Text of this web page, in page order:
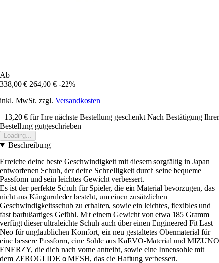
Ab
338,00 € 264,00 € -22%
inkl. MwSt. zzgl. Versandkosten
+13,20 € für Ihre nächste Bestellung geschenkt Nach Bestätigung Ihrer
Bestellung gutgeschrieben
Loading...
Beschreibung
Erreiche deine beste Geschwindigkeit mit diesem sorgfältig in Japan
entworfenen Schuh, der deine Schnelligkeit durch seine bequeme
Passform und sein leichtes Gewicht verbessert.
Es ist der perfekte Schuh für Spieler, die ein Material bevorzugen, das
nicht aus Känguruleder besteht, um einen zusätzlichen
Geschwindigkeitsschub zu erhalten, sowie ein leichtes, flexibles und
fast barfußartiges Gefühl. Mit einem Gewicht von etwa 185 Gramm
verfügt dieser ultraleichte Schuh auch über einen Engineered Fit Last
Neo für unglaublichen Komfort, ein neu gestaltetes Obermaterial für
eine bessere Passform, eine Sohle aus KaRVO-Material und MIZUNO
ENERZY, die dich nach vorne antreibt, sowie eine Innensohle mit
dem ZEROGLIDE α MESH, das die Haftung verbessert.